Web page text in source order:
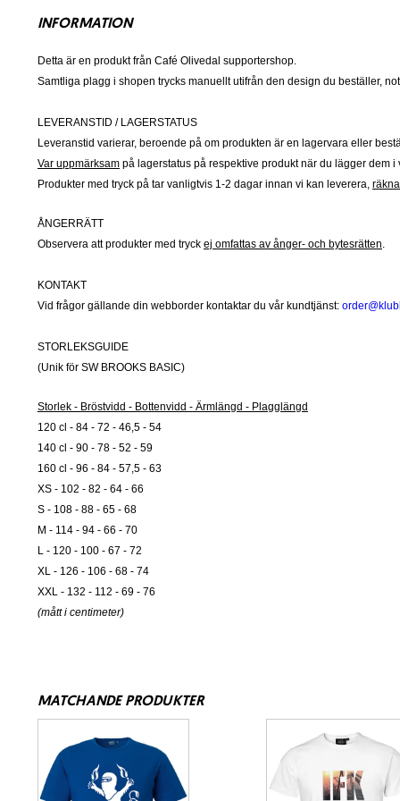
INFORMATION
Detta är en produkt från Café Olivedal supportershop.
Samtliga plagg i shopen trycks manuellt utifrån den design du beställer,
LEVERANSTID / LAGERSTATUS
Leveranstid varierar, beroende på om produkten är en lagervara eller
Var uppmärksam på lagerstatus på respektive produkt när du lägger dem
Produkter med tryck på tar vanligtvis 1-2 dagar innan vi kan leverera,
ÅNGERRÄTT
Observera att produkter med tryck ej omfattas av ånger- och bytesrätten.
KONTAKT
Vid frågor gällande din webborder kontaktar du vår kundtjänst:
STORLEKSGUIDE
(Unik för SW BROOKS BASIC)
Storlek - Bröstvidd - Bottenvidd - Ärmlängd - Plagglängd
120 cl - 84 - 72 - 46,5 - 54
140 cl - 90 - 78 - 52 - 59
160 cl - 96 - 84 - 57,5 - 63
XS - 102 - 82 - 64 - 66
S - 108 - 88 - 65 - 68
M - 114 - 94 - 66 - 70
L - 120 - 100 - 67 - 72
XL - 126 - 106 - 68 - 74
XXL - 132 - 112 - 69 - 76
(mått i centimeter)
MATCHANDE PRODUKTER